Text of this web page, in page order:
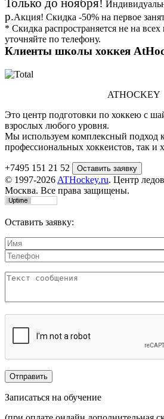
р.Акция! Скидка -50% на первое
* Скидка распространяется не на всех
уточняйте по телефону.
Клиенты школы хоккея
ATHOCKEY
Это центр подготовки по хоккею с
взрослых любого уровня.
Мы используем комплексный подход
профессиональных хоккеистов, так и
+7495 151 21 52
© 1997-2026 ATHockey.ru. Центр
Москва. Все права защищены.
Оставить заявку:
Записаться на обучение